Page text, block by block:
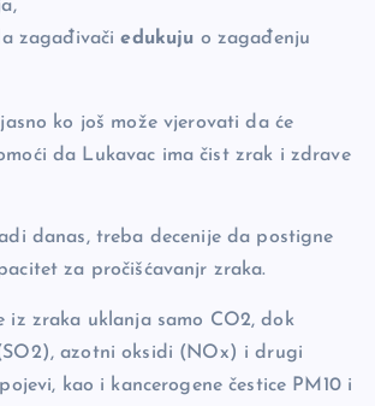
zagađivačiedukuju o zagađenju
ko još može vjerovati da će
da Lukavac ima čist zrak i zdrave
danas, treba decenije da postigne
za pročišćavanjr zraka.
iz zraka uklanja samo CO2, dok
azotni oksidi (NOx) i drugi
kao i kancerogene čestice PM10 i